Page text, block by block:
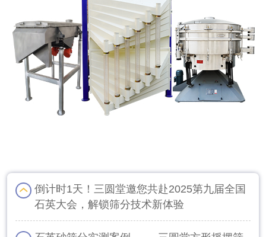
倒计时1天！三圆堂邀您共赴2025第九届全国
石英大会，解锁筛分技术新体验